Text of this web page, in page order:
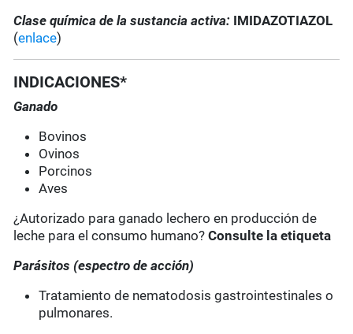
Clase química de la sustancia activa: IMIDAZOTIAZOL
(enlace)
INDICACIONES*
Ganado
Bovinos
Ovinos
Porcinos
Aves
¿Autorizado para ganado lechero en producción de
leche para el consumo humano?Consulte la etiqueta
Parásitos (espectro de acción)
Tratamiento de nematodosis gastrointestinales o
pulmonares.